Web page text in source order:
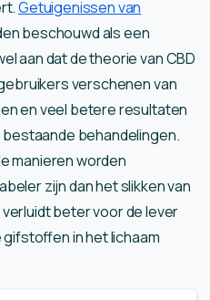
Getuigenissen van
beschouwd als een
aan dat de theorie van CBD
verschenen van
en veel betere resultaten
behandelingen.
manieren worden
zijn dan het slikken van
beter voor de lever
in het lichaam